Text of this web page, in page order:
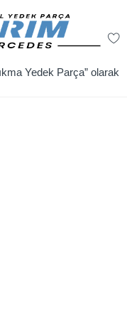
Yedek Parça” olarak